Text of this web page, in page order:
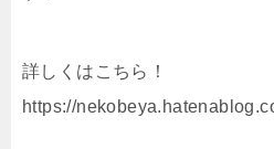
詳しくはこちら！
https://